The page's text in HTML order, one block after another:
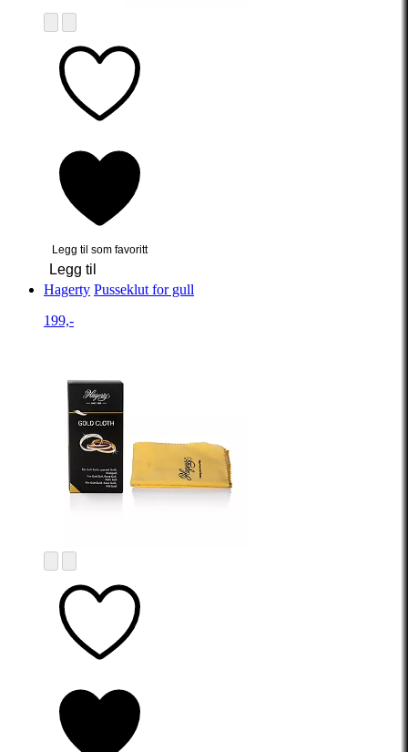
Legg til som favoritt
Legg til
Hagerty Pusseklut for gull
199,-